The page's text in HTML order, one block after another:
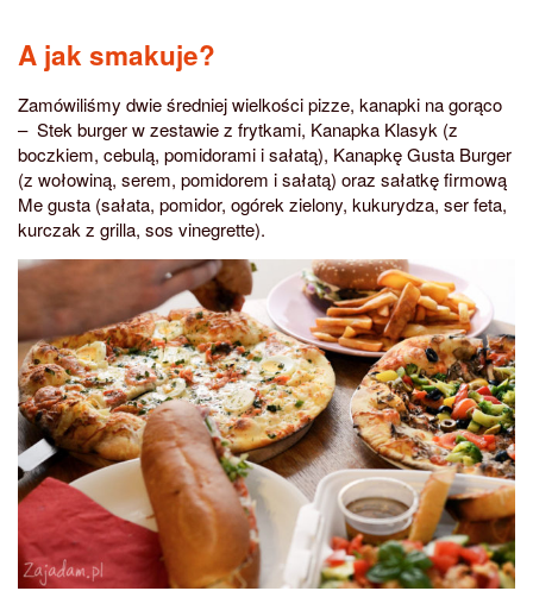
A jak smakuje?
Zamówiliśmy dwie średniej wielkości pizze, kanapki na gorąco
– Stek burger w zestawie z frytkami, Kanapka Klasyk (z
boczkiem, cebulą, pomidorami i sałatą), Kanapkę Gusta Burger
(z wołowiną, serem, pomidorem i sałatą) oraz sałatkę firmową
Me gusta (sałata, pomidor, ogórek zielony, kukurydza, ser feta,
kurczak z grilla, sos vinegrette).